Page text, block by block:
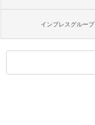
インプレスグループ